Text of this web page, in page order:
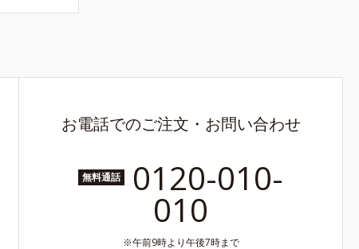
お電話でのご注文・お問い合わせ
無料通話 0120-010-
010
午前9時より午後7時まで